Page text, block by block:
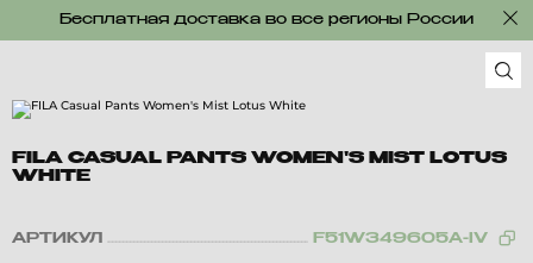
Бесплатная доставка во все регионы России
FILA CASUAL PANTS WOMEN'S MIST LOTUS
WHITE
АРТИКУЛ F51W349605A-IV